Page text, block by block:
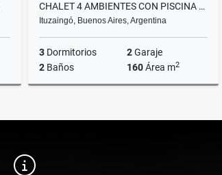
CHALET 4 AMBIENTES CON PISCINA CLIMATIZADA
Ituzaingó, Buenos Aires, Argentina
3 Dormitorios 2Garaje
2 Baños 160Área m2
US$190,000